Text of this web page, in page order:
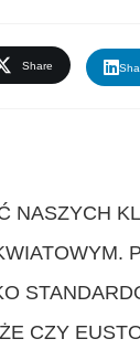
Share
NASZYCH
CZY